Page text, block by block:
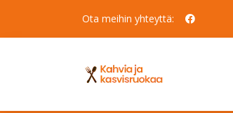
Ota meihin yhteyttä: